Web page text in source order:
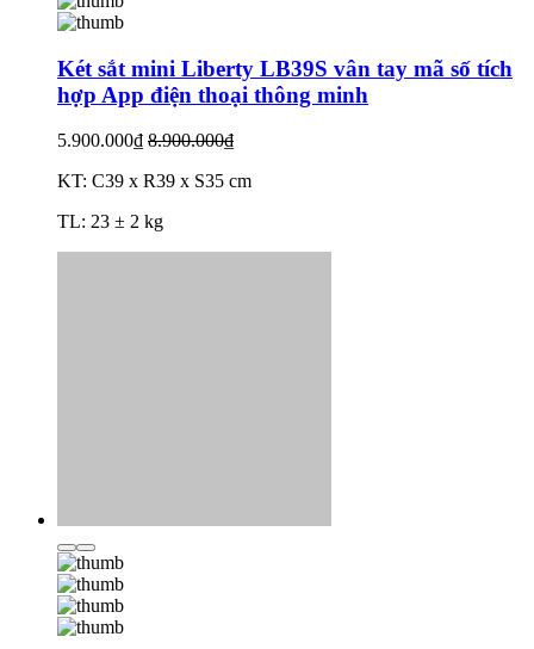
Két sắt mini Liberty LB39S vân tay mã số tích
hợp App điện thoại thông minh
5.900.000₫ 8.900.000₫
KT: C39 x R39 x S35 cm
TL: 23 ± 2 kg